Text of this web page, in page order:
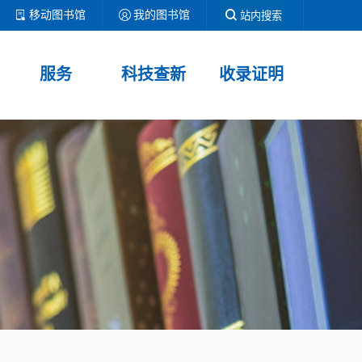
站内搜索
我的图书馆
移动图书馆
服务 科技查新 收录证明